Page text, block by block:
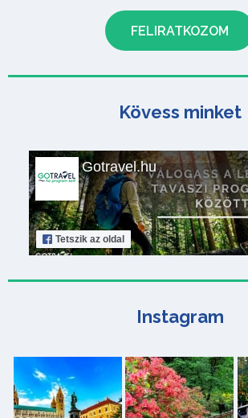
Kövess minket
Gotravel.hu
Tetszik az oldal
Instagram